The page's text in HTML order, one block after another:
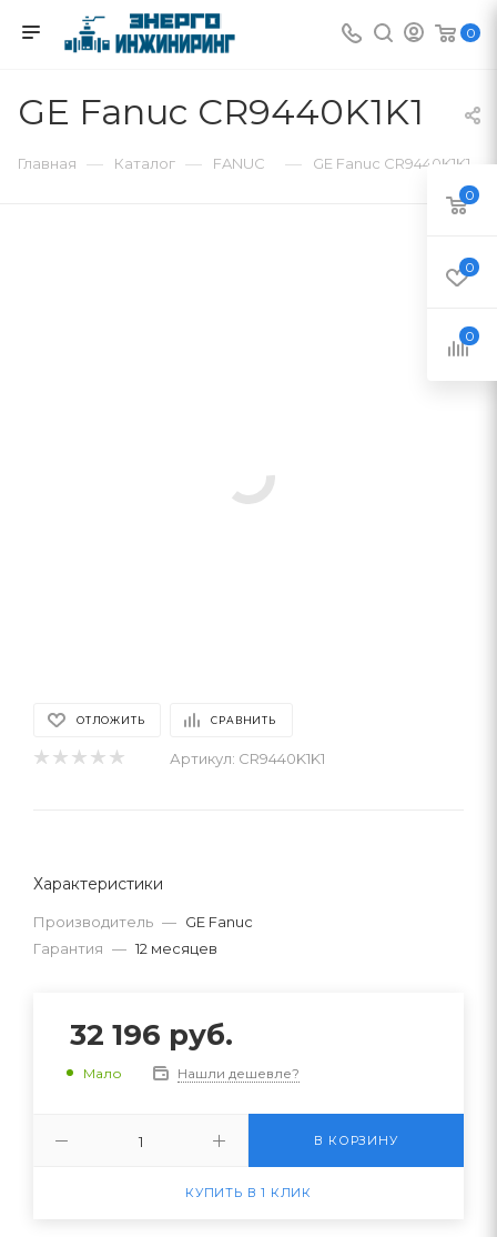
0
GE Fanuc CR9440K1K1
Главная — Каталог — FANUC — GE Fanuc CR9440K1K1
ОТЛОЖИТЬ СРАВНИТЬ
Артикул: CR9440K1K1
Характеристики
Производитель — GE Fanuc
Гарантия — 12 месяцев
32 196 руб.
Мало Нашли дешевле?
В КОРЗИНУ
КУПИТЬ В 1 КЛИК
0
0
0